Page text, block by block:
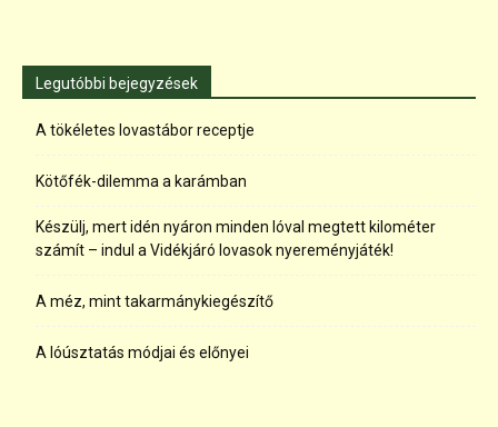
Legutóbbi bejegyzések
A tökéletes lovastábor receptje
Kötőfék-dilemma a karámban
Készülj, mert idén nyáron minden lóval megtett kilométer
számít – indul a Vidékjáró lovasok nyereményjáték!
A méz, mint takarmánykiegészítő
A lóúsztatás módjai és előnyei